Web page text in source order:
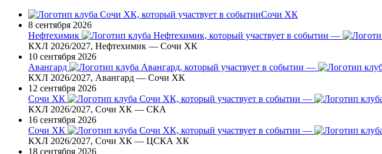
Сочи ХК
8 сентября 2026
Нефтехимик
—
КХЛ 2026/2027, Нефтехимик — Сочи ХК
10 сентября 2026
Авангард
—
КХЛ 2026/2027, Авангард — Сочи ХК
12 сентября 2026
Сочи ХК
—
КХЛ 2026/2027, Сочи ХК — СКА
16 сентября 2026
Сочи ХК
—
КХЛ 2026/2027, Сочи ХК — ЦСКА ХК
18 сентября 2026